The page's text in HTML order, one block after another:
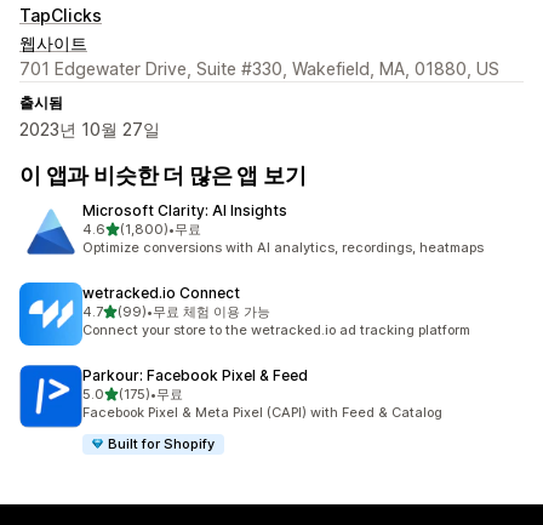
TapClicks
웹사이트
701 Edgewater Drive, Suite #330, Wakefield, MA, 01880, US
출시됨
2023년 10월 27일
이 앱과 비슷한 더 많은 앱 보기
Microsoft Clarity: AI Insights
4.6별 5개 중
(1,800)
총 리뷰 1800개
•무료
Optimize conversions with AI analytics, recordings, heatmaps
wetracked.io Connect
4.7별 5개 중
(99)
총 리뷰 99개
•무료 체험 이용 가능
Connect your store to the wetracked.io ad tracking platform
Parkour: Facebook Pixel & Feed
5.0별 5개 중
(175)
총 리뷰 175개
•무료
Facebook Pixel & Meta Pixel (CAPI) with Feed & Catalog
Built for Shopify